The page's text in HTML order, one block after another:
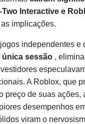
Two Interactive e
implicações.
independentes e
única sessão ,
A Roblox, que
preço de suas ações,
desempenhos
viram o